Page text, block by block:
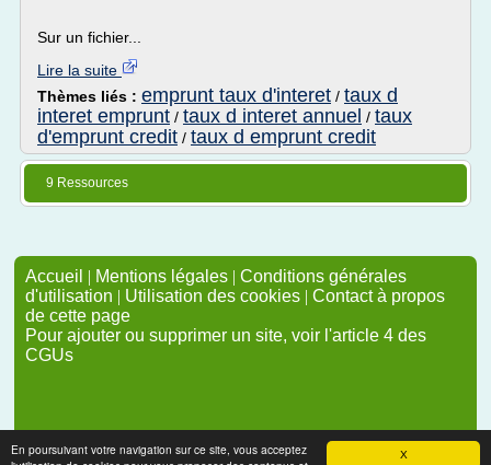
X
En poursuivant votre navigation sur ce site, vous acceptez
Sur un fichier...
Lire la suite
Thèmes liés : emprunt taux d'interet / taux d
interet emprunt / taux d interet annuel / taux
d'emprunt credit / taux d emprunt credit
9 Ressources
Accueil | Mentions légales | Conditions générales
d'utilisation | Utilisation des cookies | Contact à propos
de cette page
Pour ajouter ou supprimer un site, voir l'article 4 des
CGUs